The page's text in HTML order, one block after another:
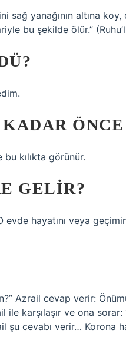
sağ yanağının altına
bu şekilde ölür.”
ÖNCE
kılıkta görünür.
GELIR?
hayatını veya
Azrail cevap verir:
karşılaşır ve ona
cevabı verir… Korona